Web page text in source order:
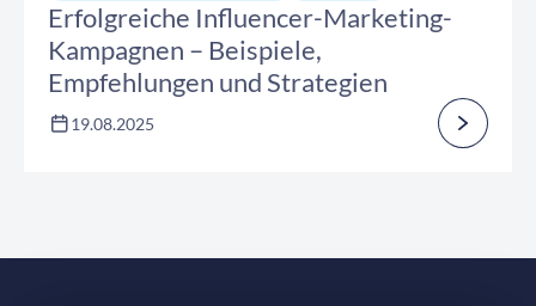
Erfolgreiche Influencer-Marketing-
Kampagnen – Beispiele,
Empfehlungen und Strategien
19.08.2025